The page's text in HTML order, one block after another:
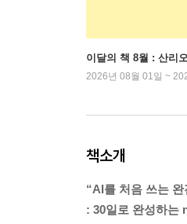
이달의 책 8월 : 산리
2026년 08월 01일 ~
책소개
“AI를 처음 쓰는
: 30일로 완성하는